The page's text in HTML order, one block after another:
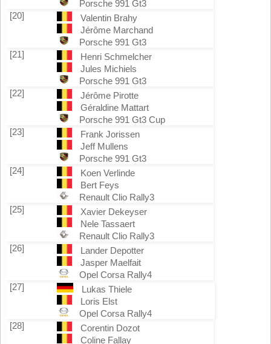
Porsche 991 Gt3
[20]
Valentin Brahy
Jérôme Marchand
Porsche 991 Gt3
[21]
Henri Schmelcher
Jules Michiels
Porsche 991 Gt3
[22]
Jérôme Pirotte
Géraldine Mattart
Porsche 991 Gt3 Cup
[23]
Frank Jorissen
Jeff Mullens
Porsche 991 Gt3
[24]
Koen Verlinde
Bert Feys
Renault Clio Rally3
[25]
Xavier Dekeyser
Nele Tassaert
Renault Clio Rally3
[26]
Lander Depotter
Jasper Maelfait
Opel Corsa Rally4
[27]
Lukas Thiele
Loris Elst
Opel Corsa Rally4
[28]
Corentin Dozot
Coline Fallay